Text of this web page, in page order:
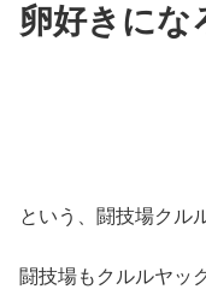
卵好きにな
という、闘技場クル
闘技場もクルルヤッ